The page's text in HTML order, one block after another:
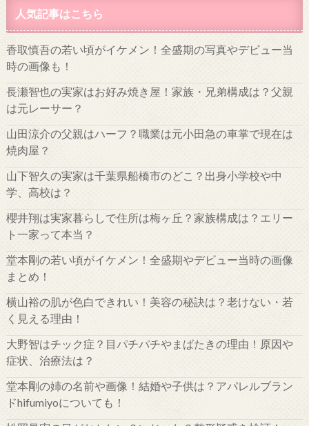
人気記事はこちら
香取慎吾の若い頃がイケメン！全盛期の写真やデビュー当
時の画像も！
長瀬智也の実家はお好み焼き屋！家族・兄弟構成は？父親
は元レーサー？
山田涼介の父親はハーフ？職業は元小田急の車掌で現在は
焼肉屋？
山下智久の実家は千葉県船橋市のどこ？出身小学校や中
学、高校は？
櫻井翔は実家暮らしで住所は梅ヶ丘？家族構成は？エリー
ト一家って本当？
堂本剛の若い頃がイケメン！全盛期やデビュー当時の画像
まとめ！
横山裕の肌が色白できれい！美容の秘訣は？老けない・若
く見える理由！
大野智はチック症？目パチパチやまばたきの理由！原因や
症状、治療法は？
堂本剛の姉の名前や画像！結婚や子供は？アパレルブラン
ドhifumiyoについても！